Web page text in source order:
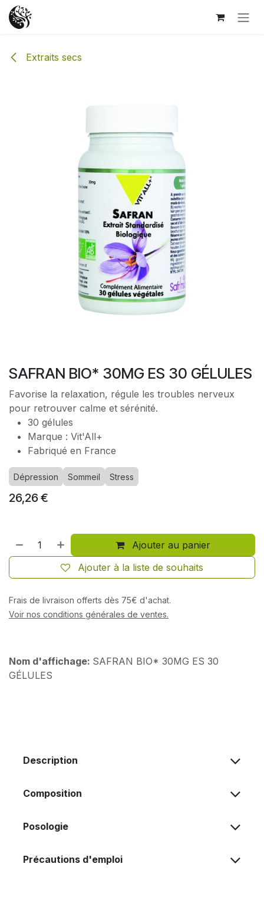
Se rendre au contenu
Extraits secs
SAFRAN BIO* 30MG ES 30 GÉLULES
Favorise la relaxation, régule les troubles nerveux
pour retrouver calme et sérénité.
30 gélules
Marque : Vit'All+
Fabriqué en France
Dépression Sommeil Stress
26,26 €
Ajouter au panier
Ajouter à la liste de souhaits
Frais de livraison offerts dès 75€ d'achat.
Voir nos conditions générales de ventes.
Nom d'affichage: SAFRAN BIO* 30MG ES 30
GÉLULES
Description
Composition
Posologie
Précautions d'emploi